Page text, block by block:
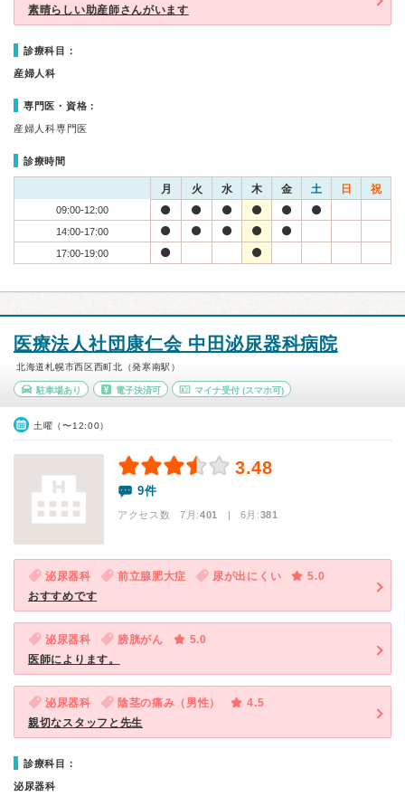
素晴らしい助産師さんがいます
診療科目：
産婦人科
専門医・資格：
産婦人科専門医
診療時間
月 火 水 木 金 土 日 祝
09:00-12:00
14:00-17:00
17:00-19:00
医療法人社団康仁会 中田泌尿器科病院
北海道札幌市西区西町北（発寒南駅）
駐車場あり 電子決済可 マイナ受付 (スマホ可)
土曜（〜12:00）
3.48
9件
アクセス数 7月:401 | 6月:381
泌尿器科 前立腺肥大症 尿が出にくい
5.0
おすすめです
泌尿器科 膀胱がん
5.0
医師によります。
泌尿器科 陰茎の痛み（男性）
4.5
親切なスタッフと先生
診療科目：
泌尿器科